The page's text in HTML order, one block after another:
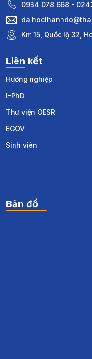
0934 078 668 -
Km 15, Quốc lộ 32,
Liên kết
Hướng nghiệp
I-PhD
Thư viện OESR
EGOV
Sinh viên
Bản đồ